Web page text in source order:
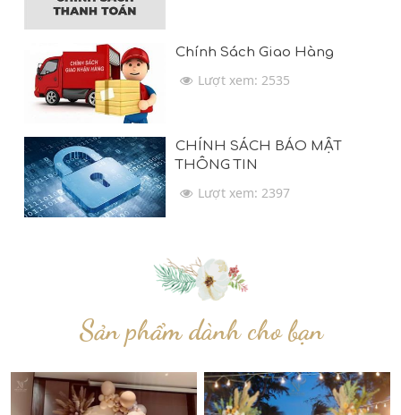
Chính Sách Giao Hàng
Lượt xem: 2535
CHÍNH SÁCH BẢO MẬT
THÔNG TIN
Lượt xem: 2397
Sản phẩm dành cho bạn